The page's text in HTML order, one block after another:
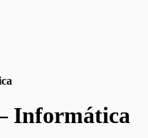
Informática